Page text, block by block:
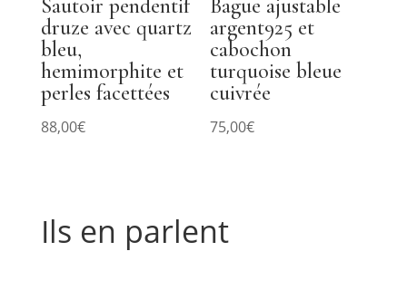
Sautoir pendentif
druze avec quartz
bleu,
hemimorphite et
perles facettées
88,00€
Bague ajustable
argent925 et
cabochon
turquoise bleue
cuivrée
75,00€
Ils en parlent